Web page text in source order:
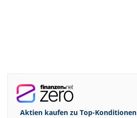
Aktien kaufen zu Top-Konditionen